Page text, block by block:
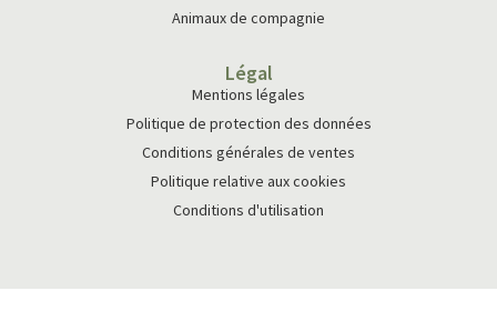
Animaux de compagnie
Légal
Mentions légales
Politique de protection des données
Conditions générales de ventes
Politique relative aux cookies
Conditions d'utilisation